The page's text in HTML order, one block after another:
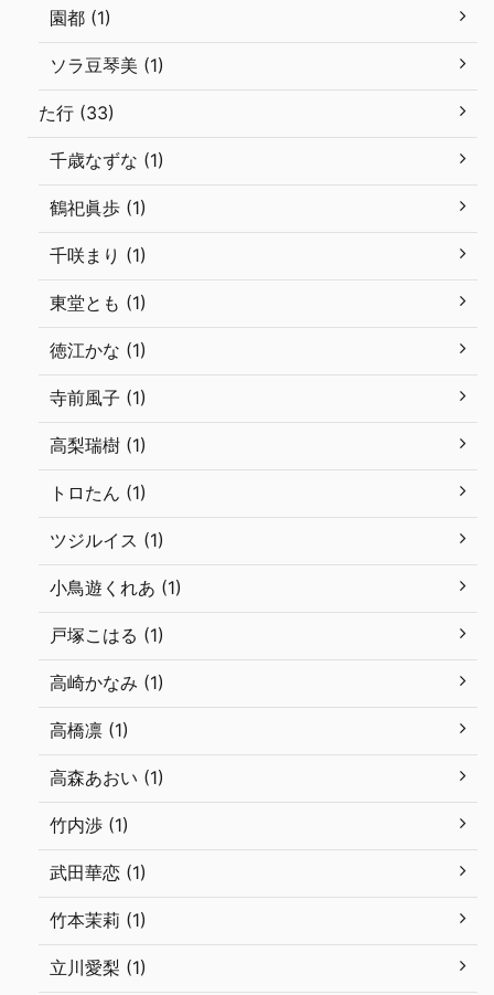
園都 (1)
ソラ豆琴美 (1)
た行 (33)
千歳なずな (1)
鶴祀眞歩 (1)
千咲まり (1)
東堂とも (1)
徳江かな (1)
寺前風子 (1)
高梨瑞樹 (1)
トロたん (1)
ツジルイス (1)
小鳥遊くれあ (1)
戸塚こはる (1)
高崎かなみ (1)
高橋凛 (1)
高森あおい (1)
竹内渉 (1)
武田華恋 (1)
竹本茉莉 (1)
立川愛梨 (1)